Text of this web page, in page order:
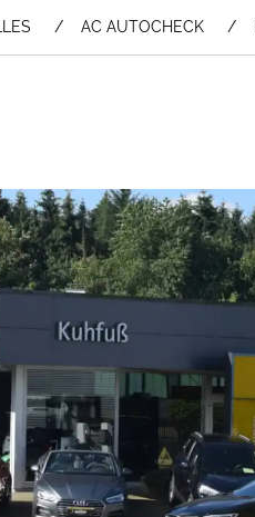
AC AUTOCHECK